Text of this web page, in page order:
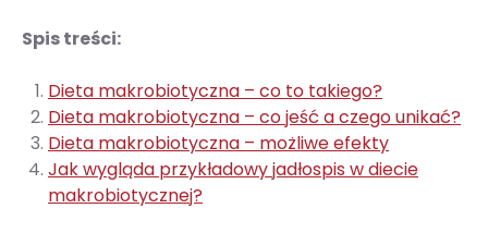
Spis treści:
Dieta makrobiotyczna – co to takiego?
Dieta makrobiotyczna – co jeść a czego unikać?
Dieta makrobiotyczna – możliwe efekty
Jak wygląda przykładowy jadłospis w diecie
makrobiotycznej?